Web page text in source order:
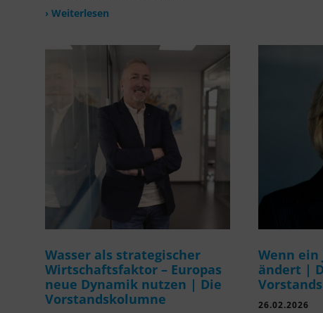
› Weiterlesen
Wasser als strategischer
Wirtschaftsfaktor – Europas
neue Dynamik nutzen | Die
Vorstandskolumne
Wenn ein
ändert |
26.02.2026